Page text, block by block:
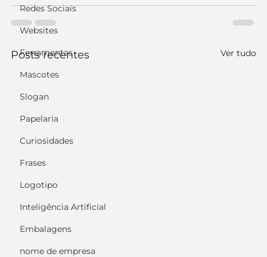
Redes Sociais
Websites
Ferramentas
Mascotes
Slogan
Papelaria
Curiosidades
Frases
Logotipo
Inteligência Artificial
Embalagens
nome de empresa
Posts recentes Ver tudo